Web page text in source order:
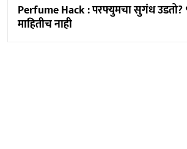
Perfume Hack : परफ्युमचा सुगंध उडतो?
माहितीच नाही